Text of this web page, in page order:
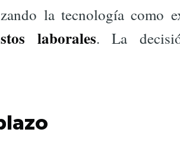
la tecnología como
laborales. La